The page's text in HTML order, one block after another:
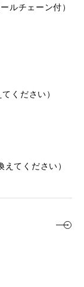
ルチェーン付）
ください）
てください）